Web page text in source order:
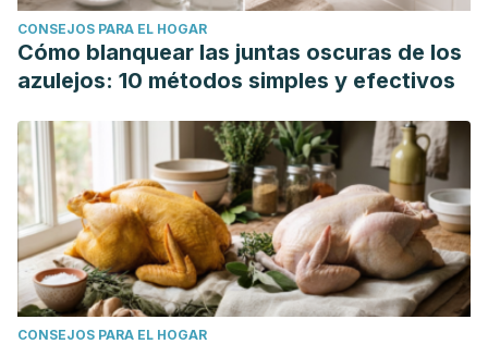
CONSEJOS PARA EL HOGAR
Cómo blanquear las juntas oscuras de los
azulejos: 10 métodos simples y efectivos
CONSEJOS PARA EL HOGAR